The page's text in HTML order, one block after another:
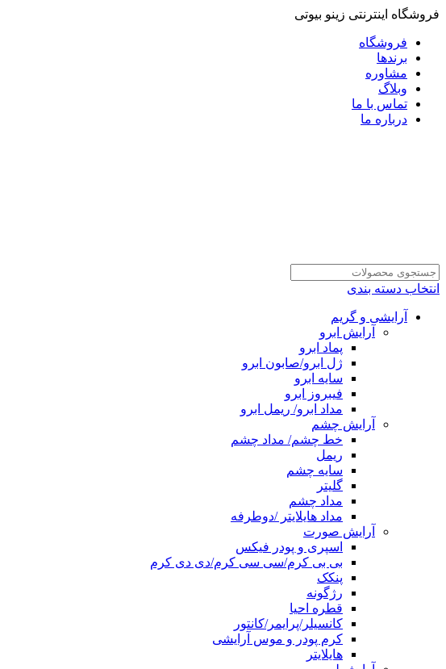
فروشگاه اینترنتی زینو بیوتی
فروشگاه
برندها
مشاوره
وبلاگ
تماس با ما
درباره ما
انتخاب دسته بندی
آرایشی و گریم
آرایش ابرو
پماد ابرو
ژل ابرو/صابون ابرو
سایه ابرو
فیبروز ابرو
مداد ابرو/ ریمل ابرو
آرایش چشم
خط چشم/ مداد چشم
ریمل
سایه چشم
گلیتر
مداد چشم
مداد هایلایتر /دوطرفه
آرایش صورت
اسپری و پودر فیکس
بی بی کرم/سی سی کرم/دی دی کرم
پنکک
رژگونه
قطره احیا
کانسیلر/پرایمر/کانتور
کرم پودر و موس آرایشی
هایلایتر